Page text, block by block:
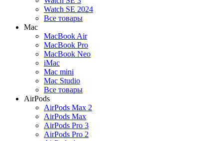
Watch SE 2024
Все товары
Mac
MacBook Air
MacBook Pro
MacBook Neo
iMac
Mac mini
Mac Studio
Все товары
AirPods
AirPods Max 2
AirPods Max
AirPods Pro 3
AirPods Pro 2